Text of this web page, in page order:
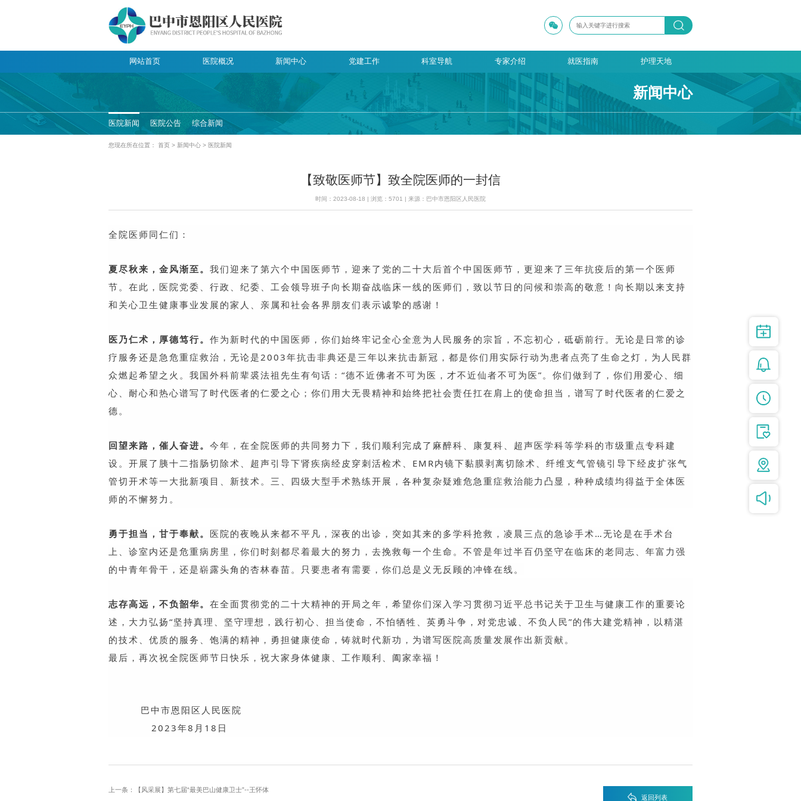
网站首页 医院概况 新闻中心 党建工作 科室导航 专家介绍 就医指南 护理天地
新闻中心
医院新闻 医院公告 综合新闻
您现在所在位置： 首页 > 新闻中心 > 医院新闻
【致敬医师节】致全院医师的一封信
时间：2023-08-18 | 浏览：5701 | 来源：巴中市恩阳区人民医院
全院医师同仁们：
夏尽秋来，金风渐至。 我们迎来了第六个中国医师节，迎来了党的二十大后首个中国医师节，更迎来了三年抗疫后的第一个医师
节。在此，医院党委、行政、纪委、工会领导班子向长期奋战临床一线的医师们，致以节日的问候和崇高的敬意！向长期以来支持
和关心卫生健康事业发展的家人、亲属和社会各界朋友们表示诚挚的感谢！
医乃仁术，厚德笃行。 作为新时代的中国医师，你们始终牢记全心全意为人民服务的宗旨，不忘初心，砥砺前行。 无论是日常的诊
疗服务还是急危重症救治，无论是2003年抗击非典还是三年以来抗击新冠，都是你们用实际行动为患者点亮了生命之灯 ，为人民群
众燃起希望之火。我国外科前辈裘法祖先生有句话：“德不近佛者不可为医，才不近仙者不可为医”。你们做到了， 你们用爱心、细
心、耐心和热心谱写了时代医者的仁爱之心；你们用大无畏精神和始终把社会责任扛在肩上的使命担当，谱写了时代医者的仁爱之
德。
回望来路，催人奋进。 今年，在全院医师的共同努力下，我们顺利完成了麻醉科、康复科、超声医学科等学科的市级重点专科建
设。开展了 胰十二指肠切除术、超声引导下肾疾病经皮穿刺活检术、 EMR内镜下黏膜剥离切除术、纤维支气管镜引导下经皮扩张气
管切开术等一大批新项目、新技术。三、四级大型手术熟练开展，各种复杂疑难危急重症救治能力凸显，种种成绩均得益于全体医
师的不懈努力。
勇于担当，甘于奉献。 医院的夜晚从来都不平凡，深夜的出诊，突如其来的多学科抢救，凌晨三点的急诊手术…无论是在手术台
上、诊室内还是危重病房里，你们时刻都尽着最大的努力，去挽救每一个生命。不管是年过半百仍坚守在临床的老同志、年富力强
的中青年骨干，还是崭露头角的杏林春苗。只要患者有需要，你们总是义无反顾的冲锋在线。
志存高远，不负韶华。 在全面贯彻党的二十大精神的开局之年，希望你们深入学习贯彻习近平总书记关于卫生与健康工作的重要论
述，大力弘扬“坚持真理、坚守理想，践行初心、担当使命，不怕牺牲、英勇斗争，对党忠诚、不负人民”的伟大建党精神，以精湛
的技术、优质的服务、饱满的精神， 勇担健康使命，铸就时代新功，为谱写医院高质量发展作出新贡献。
最后，再次祝全院医师节日快乐，祝大家身体健康、工作顺利、阖家幸福！
巴中市恩阳区人民医院
2023年8月18日
上一条：【风采展】第七届“最美巴山健康卫士”--王怀体
返回列表